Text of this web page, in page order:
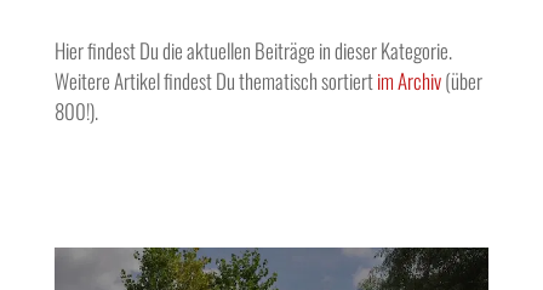
Hier findest Du die aktuellen Beiträge in dieser Kategorie.
Weitere Artikel findest Du thematisch sortiertim Archiv(über
800!).